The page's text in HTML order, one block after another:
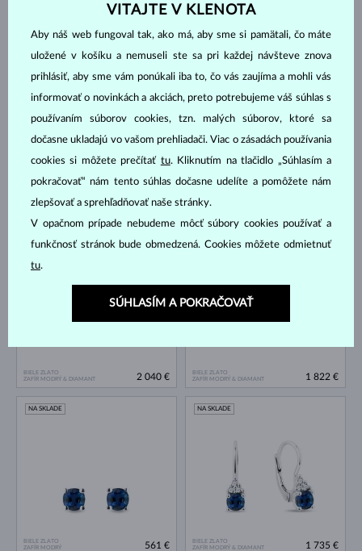
BIELE ZLATO
ZAFÍR MODRÝ
1 170 €
BIELE ZLATO
ZAFÍR MODRÝ & DIAMANT
3 474 €
BIELE ZLATO
ZAFÍR MODRÝ & DIAMANT
NA SKLADE
1 431 €
BIELE ZLATO
ZAFÍR MODRÝ & DIAMANT
NA SKLADE
BIELE ZLATO
ZAFÍR MODRÝ & DIAMANT
NA SKLADE
2 040 €
BIELE ZLATO
ZAFÍR MODRÝ & DIAMANT
LIMITOVANÁ EDÍCIA
1 822 €
BIELE ZLATO
ZAFÍR MODRÝ
NA SKLADE
561 €
BIELE ZLATO
ZAFÍR MODRÝ & DIAMANT
NA SKLADE
1 735 €
VITAJTE V KLENOTA
Aby náš web fungoval tak, ako má, aby sme si pamätali, čo máte
uložené v košíku a nemuseli ste sa pri každej návšteve znova
prihlásiť, aby sme vám ponúkali iba to, čo vás zaujíma a mohli vás
informovať o novinkách a akciách, preto potrebujeme váš súhlas s
používaním súborov cookies, tzn. malých súborov, ktoré sa
dočasne ukladajú vo vašom prehliadači. Viac o zásadách používania
cookies si môžete prečítať tu. Kliknutím na tlačidlo „Súhlasím a
pokračovať“ nám tento súhlas dočasne udelíte a pomôžete nám
zlepšovať a sprehľadňovať naše stránky.
V opačnom prípade nebudeme môcť súbory cookies používať a
funkčnosť stránok bude obmedzená. Cookies môžete odmietnuť
tu.
SÚHLASÍM A POKRAČOVAŤ